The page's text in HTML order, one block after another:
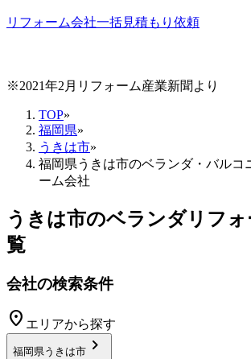
リフォーム会社一括見積もり依頼
※2021年2月リフォーム産業新聞より
TOP»
福岡県»
うきは市»
福岡県うきは市のベランダ・バルコ
ーム会社
うきは市のベランダリフォ
覧
会社の検索条件
location_on エリアから探す
福岡県うきは市 chevron_right